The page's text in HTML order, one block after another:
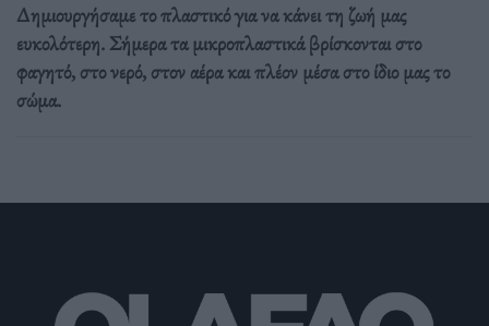
Δημιουργήσαμε το πλαστικό για να κάνει τη ζωή μας
ευκολότερη. Σήμερα τα μικροπλαστικά βρίσκονται στο
φαγητό, στο νερό, στον αέρα και πλέον μέσα στο ίδιο μας το
σώμα.